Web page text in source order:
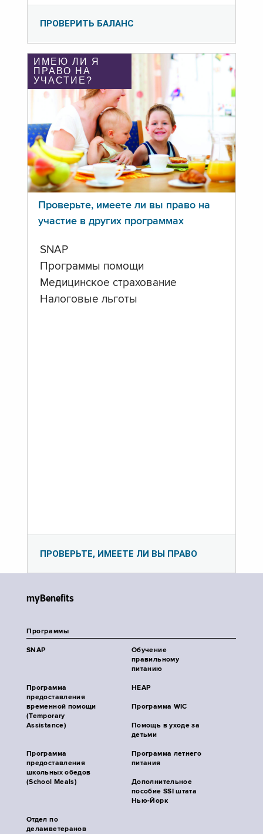
ПРОВЕРИТЬ БАЛАНС
ИМЕЮ ЛИ Я
ПРАВО НА
УЧАСТИЕ?
Проверьте, имеете ли вы право на
участие в других программах
SNAP
Программы помощи
Медицинское страхование
Налоговые льготы
ПРОВЕРЬТЕ, ИМЕЕТЕ ЛИ ВЫ ПРАВО
myBenefits
Программы
SNAP
Обучение
правильному
питанию
Программа
предоставления
временной помощи
(Temporary
Assistance)
HEAP
Программа WIC
Помощь в уходе за
детьми
Программа
предоставления
школьных обедов
(School Meals)
Программа летнего
питания
Дополнительное
пособие SSI штата
Нью-Йорк
Отдел по
деламветеранов